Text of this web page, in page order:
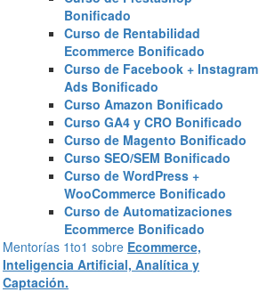
Bonificado
Curso de Rentabilidad
Ecommerce Bonificado
Curso de Facebook + Instagram
Ads Bonificado
Curso Amazon Bonificado
Curso GA4 y CRO Bonificado
Curso de Magento Bonificado
Curso SEO/SEM Bonificado
Curso de WordPress +
WooCommerce Bonificado
Curso de Automatizaciones
Ecommerce Bonificado
Mentorías 1to1 sobre Ecommerce,
Inteligencia Artificial, Analítica y
Captación.